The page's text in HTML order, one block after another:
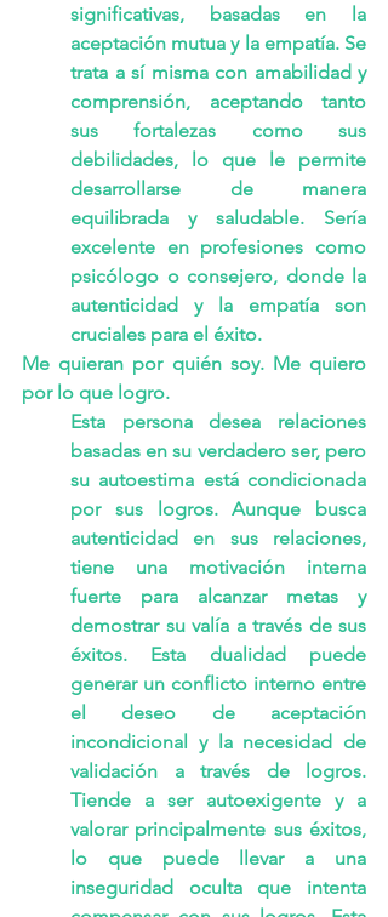
significativas, basadas en la
aceptación mutua y la empatía. Se
trata a sí misma con amabilidad y
comprensión, aceptando tanto
sus fortalezas como sus
debilidades, lo que le permite
desarrollarse de manera
equilibrada y saludable. Sería
excelente en profesiones como
psicólogo o consejero, donde la
autenticidad y la empatía son
cruciales para el éxito.
Me quieran por quién soy. Me quiero
por lo que logro.
Esta persona desea relaciones
basadas en su verdadero ser, pero
su autoestima está condicionada
por sus logros. Aunque busca
autenticidad en sus relaciones,
tiene una motivación interna
fuerte para alcanzar metas y
demostrar su valía a través de sus
éxitos. Esta dualidad puede
generar un conflicto interno entre
el deseo de aceptación
incondicional y la necesidad de
validación a través de logros.
Tiende a ser autoexigente y a
valorar principalmente sus éxitos,
lo que puede llevar a una
inseguridad oculta que intenta